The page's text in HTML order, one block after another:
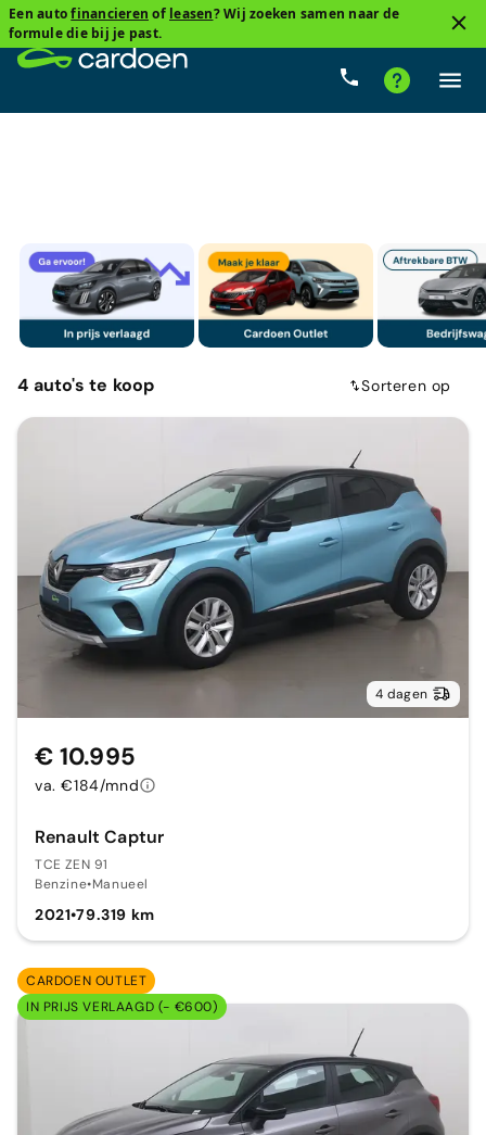
Een autofinancieren of leasen? Wij zoeken samen naar de
formule die bij je past.
Cardoenprijs Type
4 auto'ste koop Sorteren op
4 dagen
Renault Captur
TCE ZEN 91
Benzine•Manueel
2021•79.319 km
€ 10.995
va. €184/mnd
CARDOEN OUTLET
IN PRIJS VERLAAGD (- €600)